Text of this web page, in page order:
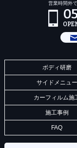
営業時間外
ボディ研磨
サイドメニュー
カーフィルム施
施工事例
FAQ